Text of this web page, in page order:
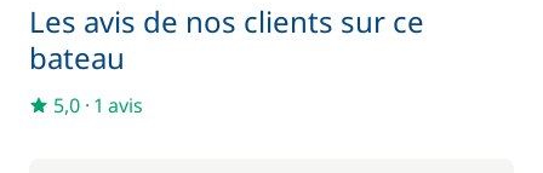
Paddle
Skipper (repas non inclus)
Les avis de nos clients sur ce
bateau
5,0 · 1 avis